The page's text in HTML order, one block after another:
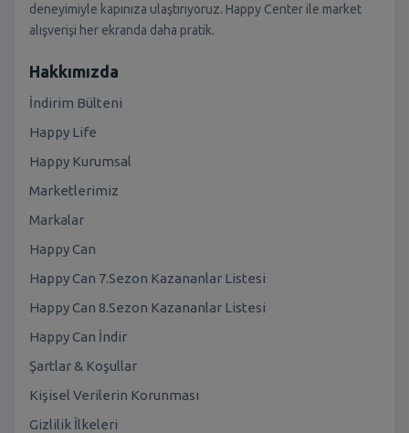
deneyimiyle kapınıza ulaştırıyoruz. Happy Center ile market
alışverişi her ekranda daha pratik.
Hakkımızda
İndirim Bülteni
Happy Life
Happy Kurumsal
Marketlerimiz
Markalar
Happy Can
Happy Can 7.Sezon Kazananlar Listesi
Happy Can 8.Sezon Kazananlar Listesi
Happy Can İndir
Şartlar & Koşullar
Kişisel Verilerin Korunması
Gizlilik İlkeleri